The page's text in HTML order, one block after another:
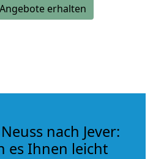
erhalten
nach Jever:
es Ihnen leicht